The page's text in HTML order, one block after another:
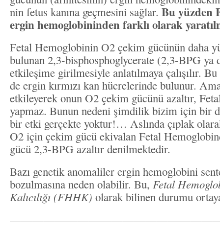
nin fetus kanına geçmesini sağlar. Bu yüzden
ergin hemoglobininden farklı olarak
Fetal Hemoglobinin O2 çekim gücünün daha
bulunan 2,3-bisphosphoglycerate (2,3-BPG
etkileşime girilmesiyle anlatılmaya çalışılır.
de ergin kırmızı kan hücrelerinde bulunur.
etkileyerek onun O2 çekim gücünü azaltır,
yapmaz. Bunun nedeni şimdilik bizim için bir
bir etki gerçekte yoktur!… Aslında çıplak
O2 için çekim gücü ekivalan Fetal
gücü 2,3-BPG azaltır denilmektedir.
Bazı genetik anomaliler ergin hemoglobini
bozulmasına neden olabilir. Bu, Fetal
Kalıcılığı (FHHK) olarak bilinen durumu